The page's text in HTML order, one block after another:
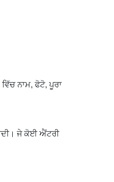
ਨਾਮ, ਫੋਟੋ, ਪੂਰਾ
ਜੇ ਕੋਈ ਐਂਟਰੀ